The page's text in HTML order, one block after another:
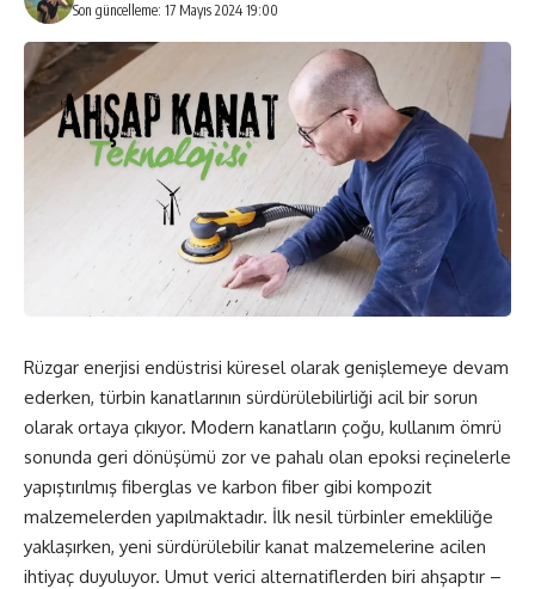
Son güncelleme: 17 Mayıs 2024 19:00
Rüzgar enerjisi endüstrisi küresel olarak genişlemeye devam
ederken, türbin kanatlarının sürdürülebilirliği acil bir sorun
olarak ortaya çıkıyor. Modern kanatların çoğu, kullanım ömrü
sonunda geri dönüşümü zor ve pahalı olan epoksi reçinelerle
yapıştırılmış fiberglas ve karbon fiber gibi kompozit
malzemelerden yapılmaktadır. İlk nesil türbinler emekliliğe
yaklaşırken, yeni sürdürülebilir kanat malzemelerine acilen
ihtiyaç duyuluyor. Umut verici alternatiflerden biri ahşaptır –